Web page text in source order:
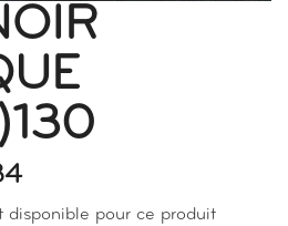
disponible pour ce produit